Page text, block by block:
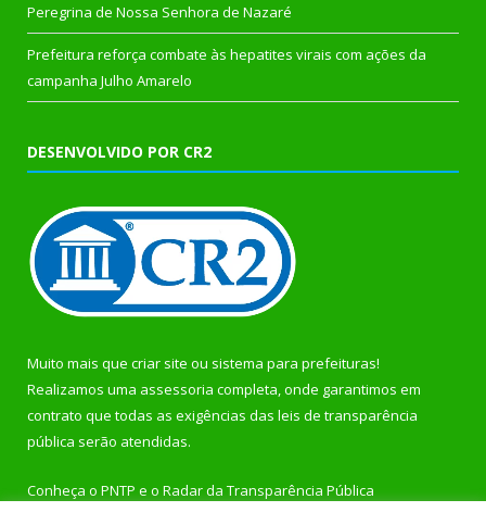
Peregrina de Nossa Senhora de Nazaré
Prefeitura reforça combate às hepatites virais com ações da
campanha Julho Amarelo
DESENVOLVIDO POR CR2
Muito mais que criar site ou sistema para prefeituras!
Realizamos uma assessoria completa, onde garantimos em
contrato que todas as exigências das leis de transparência
pública serão atendidas.
Conheça o PNTP e o Radar da Transparência Pública